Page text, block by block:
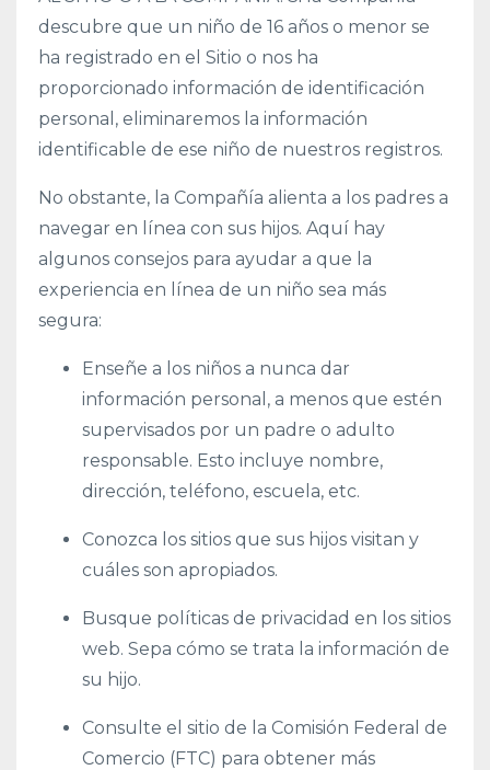
descubre que un niño de 16 años o menor se
ha registrado en el Sitio o nos ha
proporcionado información de identificación
personal, eliminaremos la información
identificable de ese niño de nuestros registros.
No obstante, la Compañía alienta a los padres a
navegar en línea con sus hijos. Aquí hay
algunos consejos para ayudar a que la
experiencia en línea de un niño sea más
segura:
Enseñe a los niños a nunca dar
información personal, a menos que estén
supervisados por un padre o adulto
responsable. Esto incluye nombre,
dirección, teléfono, escuela, etc.
Conozca los sitios que sus hijos visitan y
cuáles son apropiados.
Busque políticas de privacidad en los sitios
web. Sepa cómo se trata la información de
su hijo.
Consulte el sitio de la Comisión Federal de
Comercio (FTC) para obtener más